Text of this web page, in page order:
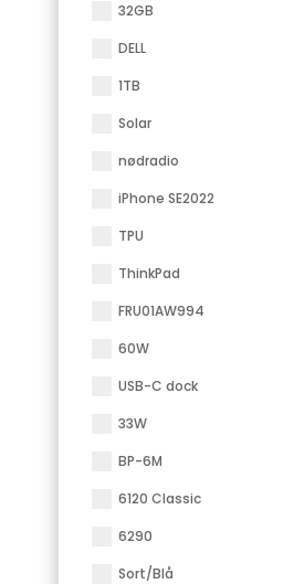
32GB
DELL
1TB
Solar
nødradio
iPhone SE2022
TPU
ThinkPad
FRU01AW994
60W
USB-C dock
33W
BP-6M
6120 Classic
6290
Sort/Blå